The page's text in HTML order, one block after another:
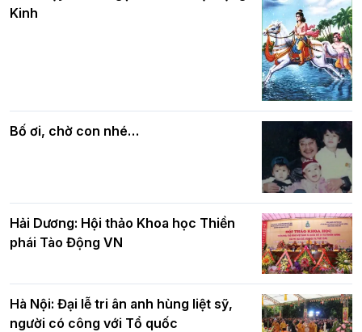
DL.2026
nhân mùa Phật đản PL.2570
Phật giáo chính tín Phần 7: Luật nhân
quả
Kinh
Bố ơi, chờ con nhé…
Hải Dương: Hội thảo Khoa học Thiền
phái Tào Động VN
Hà Nội: Đại lễ tri ân anh hùng liệt sỹ,
người có công với Tổ quốc